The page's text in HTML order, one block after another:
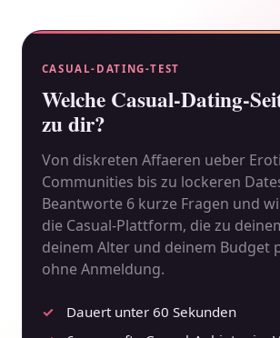
CASUAL-DATING-TEST
Welche Casual-Dating-
zu dir?
Von diskreten Affaeren ueber
Communities bis zu lockeren
Beantworte 6 kurze Fragen und
die Casual-Plattform, die zu
deinem Alter und deinem Budget
ohne Anmeldung.
Dauert unter 60 Sekunden